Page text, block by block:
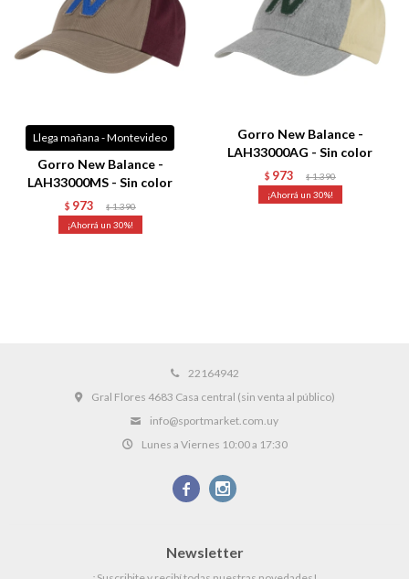
Llega mañana - Montevideo
Gorro New Balance -
LAH33000MS - Sin color
$ 973 $ 1.390
30
Gorro New Balance -
LAH33000AG - Sin color
$ 973 $ 1.390
30
22164942
Gral Flores 4683 Casa central (sin venta al público)
info@sportmarket.com.uy
Lunes a Viernes 10:00 a 17:30
 
Newsletter